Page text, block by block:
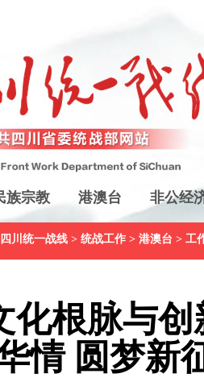
族宗教 港澳台 非公经
四川统一战线 > 统战工作 > 港澳台 > 工
化根脉与
情 圆梦新